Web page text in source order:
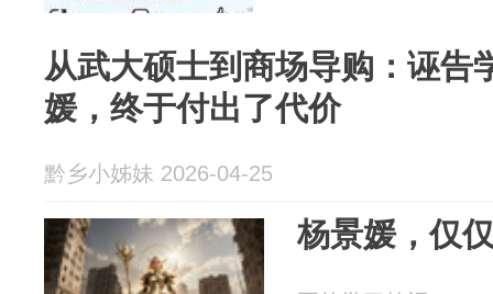
从武大硕士到商场导购：诬告
媛，终于付出了代价
黔乡小姊妹 2026-04-25
杨景媛，仅